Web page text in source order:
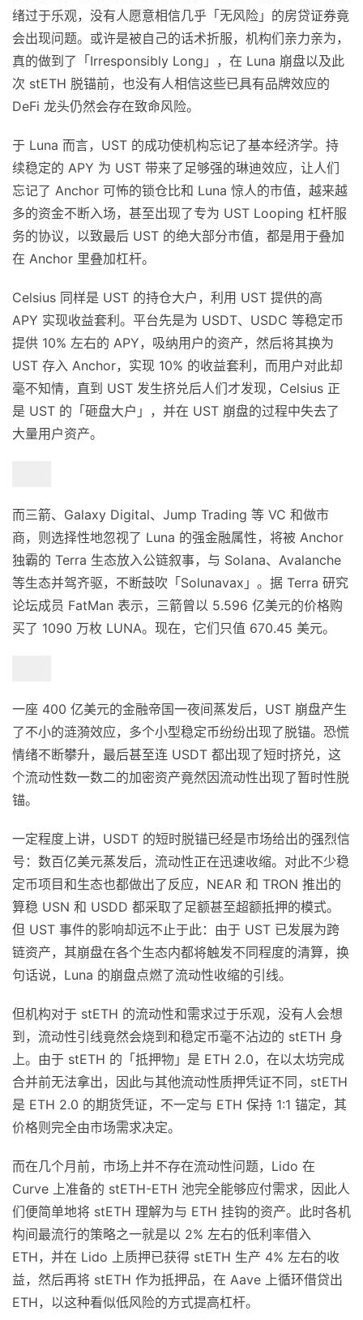
绪过于乐观，没有人愿意相信几乎「无风险」的房贷证券竟
会出现问题。或许是被自己的话术折服，机构们亲力亲为，
真的做到了「Irresponsibly Long」，在 Luna 崩盘以及此
次 stETH 脱锚前，也没有人相信这些已具有品牌效应的
DeFi 龙头仍然会存在致命风险。
于 Luna 而言，UST 的成功使机构忘记了基本经济学。持
续稳定的 APY 为 UST 带来了足够强的琳迪效应，让人们
忘记了 Anchor 可怖的锁仓比和 Luna 惊人的市值，越来越
多的资金不断入场，甚至出现了专为 UST Looping 杠杆服
务的协议，以致最后 UST 的绝大部分市值，都是用于叠加
在 Anchor 里叠加杠杆。
Celsius 同样是 UST 的持仓大户，利用 UST 提供的高
APY 实现收益套利。平台先是为 USDT、USDC 等稳定币
提供 10% 左右的 APY，吸纳用户的资产，然后将其换为
UST 存入 Anchor，实现 10% 的收益套利，而用户对此却
毫不知情，直到 UST 发生挤兑后人们才发现，Celsius 正
是 UST 的「砸盘大户」，并在 UST 崩盘的过程中失去了
大量用户资产。
而三箭、Galaxy Digital、Jump Trading 等 VC 和做市
商，则选择性地忽视了 Luna 的强金融属性，将被 Anchor
独霸的 Terra 生态放入公链叙事，与 Solana、Avalanche
等生态并驾齐驱，不断鼓吹「Solunavax」。据 Terra 研究
论坛成员 FatMan 表示，三箭曾以 5.596 亿美元的价格购
买了 1090 万枚 LUNA。现在，它们只值 670.45 美元。
一座 400 亿美元的金融帝国一夜间蒸发后，UST 崩盘产生
了不小的涟漪效应，多个小型稳定币纷纷出现了脱锚。恐慌
情绪不断攀升，最后甚至连 USDT 都出现了短时挤兑，这
个流动性数一数二的加密资产竟然因流动性出现了暂时性脱
锚。
一定程度上讲，USDT 的短时脱锚已经是市场给出的强烈信
号：数百亿美元蒸发后，流动性正在迅速收缩。对此不少稳
定币项目和生态也都做出了反应，NEAR 和 TRON 推出的
算稳 USN 和 USDD 都采取了足额甚至超额抵押的模式。
但 UST 事件的影响却远不止于此：由于 UST 已发展为跨
链资产，其崩盘在各个生态内都将触发不同程度的清算，换
句话说，Luna 的崩盘点燃了流动性收缩的引线。
但机构对于 stETH 的流动性和需求过于乐观，没有人会想
到，流动性引线竟然会烧到和稳定币毫不沾边的 stETH 身
上。由于 stETH 的「抵押物」是 ETH 2.0，在以太坊完成
合并前无法拿出，因此与其他流动性质押凭证不同，stETH
是 ETH 2.0 的期货凭证，不一定与 ETH 保持 1:1 锚定，其
价格则完全由市场需求决定。
而在几个月前，市场上并不存在流动性问题，Lido 在
Curve 上准备的 stETH-ETH 池完全能够应付需求，因此人
们便简单地将 stETH 理解为与 ETH 挂钩的资产。此时各机
构间最流行的策略之一就是以 2% 左右的低利率借入
ETH，并在 Lido 上质押已获得 stETH 生产 4% 左右的收
益，然后再将 stETH 作为抵押品，在 Aave 上循环借贷出
ETH，以这种看似低风险的方式提高杠杆。